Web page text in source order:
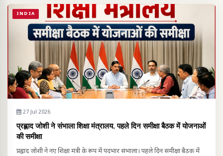
INDIA
27 Jul 2026
प्रह्लाद जोशी ने संभाला शिक्षा मंत्रालय, पहले दिन समीक्षा बैठक में योजनाओं
की समीक्षा
प्रह्लाद जोशी ने नए शिक्षा मंत्री के रूप में पदभार संभाला। पहले दिन समीक्षा बैठक में